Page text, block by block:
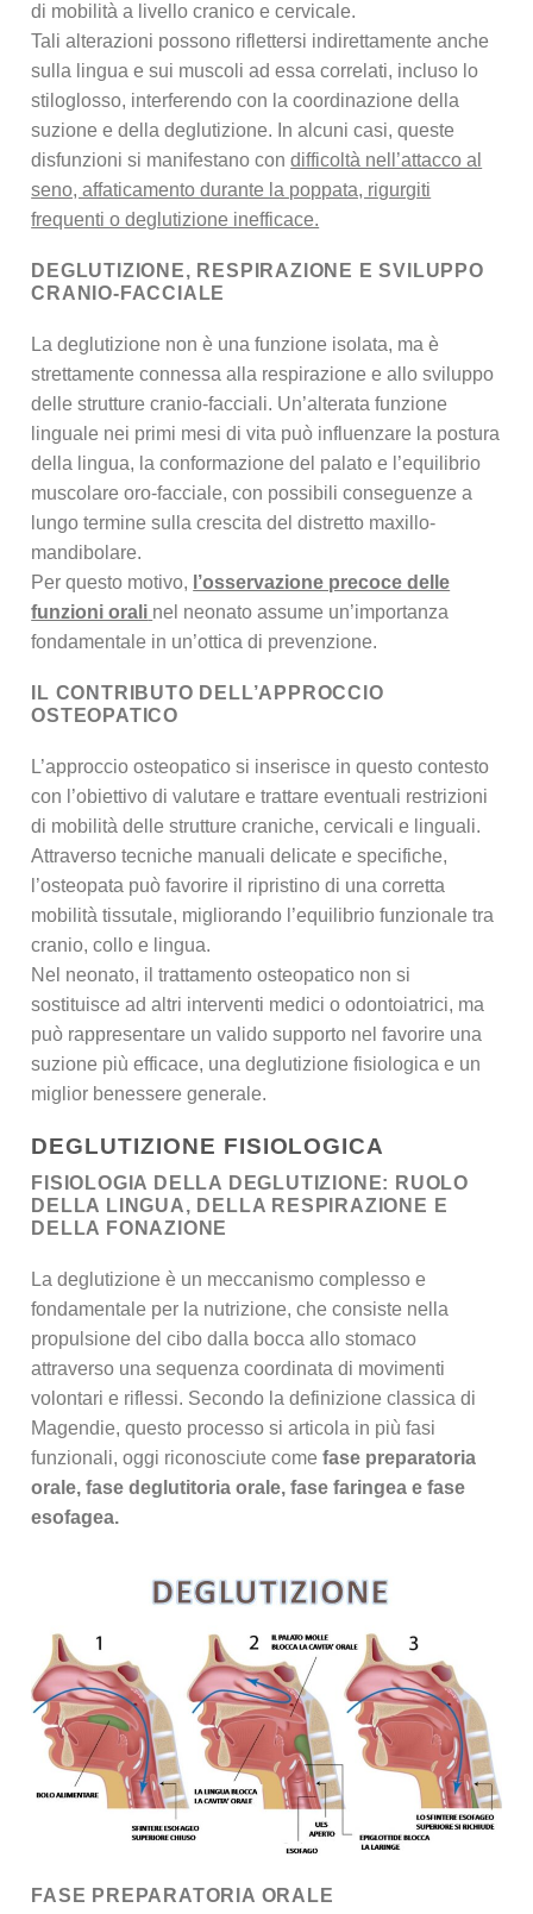
di mobilità a livello cranico e cervicale.
Tali alterazioni possono riflettersi indirettamente anche
sulla lingua e sui muscoli ad essa correlati, incluso lo
stiloglosso, interferendo con la coordinazione della
suzione e della deglutizione. In alcuni casi, queste
disfunzioni si manifestano condifficoltà nell’attacco al
seno, affaticamento durante la poppata, rigurgiti
frequenti o deglutizione inefficace.
DEGLUTIZIONE, RESPIRAZIONE E SVILUPPO
CRANIO-FACCIALE
La deglutizione non è una funzione isolata, ma è
strettamente connessa alla respirazione e allo sviluppo
delle strutture cranio-facciali. Un’alterata funzione
linguale nei primi mesi di vita può influenzare la postura
della lingua, la conformazione del palato e l’equilibrio
muscolare oro-facciale, con possibili conseguenze a
lungo termine sulla crescita del distretto maxillo-
mandibolare.
Per questo motivo, l’osservazione precoce delle
funzioni orali nel neonato assume un’importanza
fondamentale in un’ottica di prevenzione.
IL CONTRIBUTO DELL’APPROCCIO
OSTEOPATICO
L’approccio osteopatico si inserisce in questo contesto
con l’obiettivo di valutare e trattare eventuali restrizioni
di mobilità delle strutture craniche, cervicali e linguali.
Attraverso tecniche manuali delicate e specifiche,
l’osteopata può favorire il ripristino di una corretta
mobilità tissutale, migliorando l’equilibrio funzionale tra
cranio, collo e lingua.
Nel neonato, il trattamento osteopatico non si
sostituisce ad altri interventi medici o odontoiatrici, ma
può rappresentare un valido supporto nel favorire una
suzione più efficace, una deglutizione fisiologica e un
miglior benessere generale.
DEGLUTIZIONE FISIOLOGICA
FISIOLOGIA DELLA DEGLUTIZIONE: RUOLO
DELLA LINGUA, DELLA RESPIRAZIONE E
DELLA FONAZIONE
La deglutizione è un meccanismo complesso e
fondamentale per la nutrizione, che consiste nella
propulsione del cibo dalla bocca allo stomaco
attraverso una sequenza coordinata di movimenti
volontari e riflessi. Secondo la definizione classica di
Magendie, questo processo si articola in più fasi
funzionali, oggi riconosciute comefase preparatoria
orale, fase deglutitoria orale, fase faringea e fase
esofagea.
FASE PREPARATORIA ORALE